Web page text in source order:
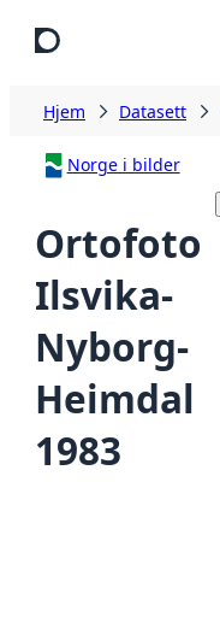
Hjem Datasett
Norge i bilder
Ortofoto
Ilsvika-
Nyborg-
Heimdal
1983